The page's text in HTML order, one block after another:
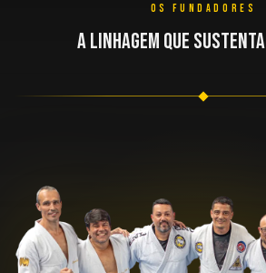
OS FUNDADORES
A LINHAGEM QUE SUSTENTA